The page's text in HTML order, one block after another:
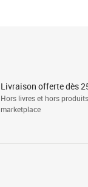
Livraison offerte dès
Hors livres et hors produits
marketplace